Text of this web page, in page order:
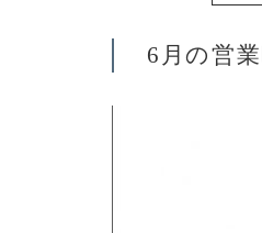
6月の営